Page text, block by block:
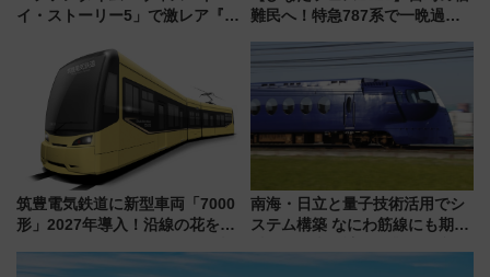
イ・ストーリー5」で激レア『ロ
デコレーションも徹底解説
難民へ！特急787系で一晩過ご
ローおひさま」が救世主に？
筑豊電気鉄道に新型車両「7000
形」2027年導入！沿線の花をイ
内は落ち着いたゆとりある空間
南海・日立と量子技術活用でシ
ステム構築 なにわ筋線にも期待